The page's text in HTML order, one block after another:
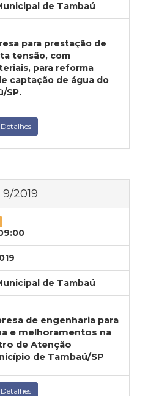
de Tambaú
para prestação de
tensão, com
para reforma
captação de água do
SP.
2019
de Tambaú
de engenharia para
e melhoramentos na
de Atenção
de Tambaú/SP